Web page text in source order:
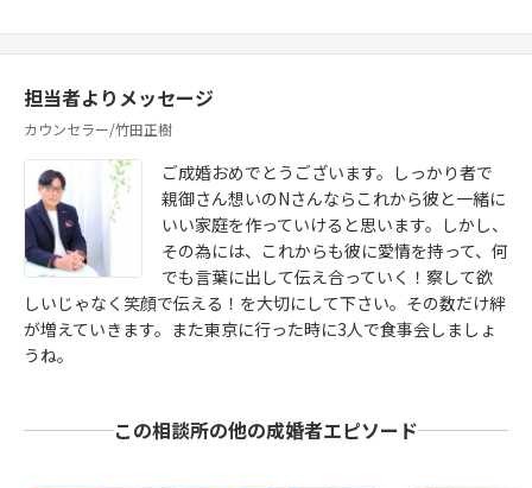
担当者よりメッセージ
カウンセラー/竹田正樹
ご成婚おめでとうございます。しっかり者で
親御さん想いのNさんならこれから彼と一緒に
いい家庭を作っていけると思います。しかし、
その為には、これからも彼に愛情を持って、何
でも言葉に出して伝え合っていく！察して欲
しいじゃなく笑顔で伝える！を大切にして下さい。その数だけ絆
が増えていきます。また東京に行った時に3人で食事会しましょ
うね。
この相談所の他の成婚者エピソード